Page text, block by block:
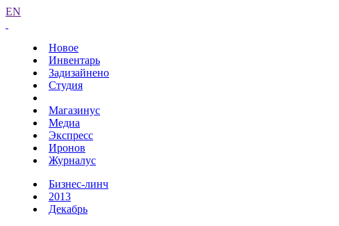
EN
Новое
Инвентарь
Задизайнено
Студия
Магазинус
Медиа
Экспресс
Иронов
Журналус
Бизнес-линч
2013
Декабрь